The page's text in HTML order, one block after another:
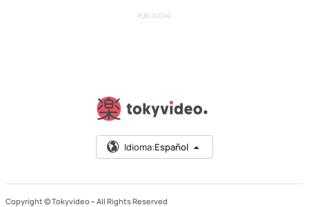
PUBLICIDAD
Idioma:Español
Copyright © Tokyvideo – All Rights Reserved